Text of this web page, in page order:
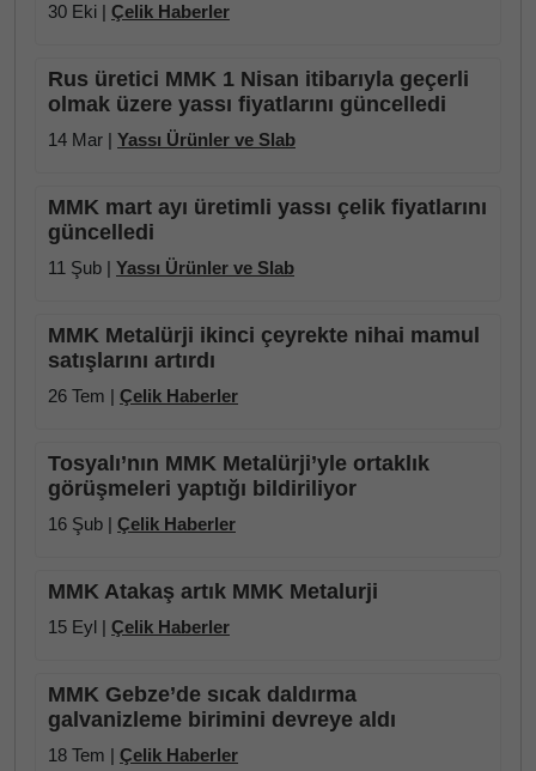
30 Eki | Çelik Haberler
Rus üretici MMK 1 Nisan itibarıyla geçerli
olmak üzere yassı fiyatlarını güncelledi
14 Mar | Yassı Ürünler ve Slab
MMK mart ayı üretimli yassı çelik fiyatlarını
güncelledi
11 Şub | Yassı Ürünler ve Slab
MMK Metalürji ikinci çeyrekte nihai mamul
satışlarını artırdı
26 Tem | Çelik Haberler
Tosyalı’nın MMK Metalürji’yle ortaklık
görüşmeleri yaptığı bildiriliyor
16 Şub | Çelik Haberler
MMK Atakaş artık MMK Metalurji
15 Eyl | Çelik Haberler
MMK Gebze’de sıcak daldırma
galvanizleme birimini devreye aldı
18 Tem | Çelik Haberler